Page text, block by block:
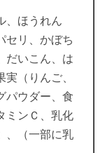
、ほうれん
セリ、かぼち
だいこん、は
（りんご、
パウダー、食
ミンＣ、乳化
、（一部に乳